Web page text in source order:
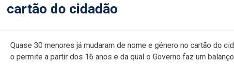
cartão do cidadão
Quase 30 menores já mudaram de nome e género no cartão do
o permite a partir dos 16 anos e da qual o Governo faz um